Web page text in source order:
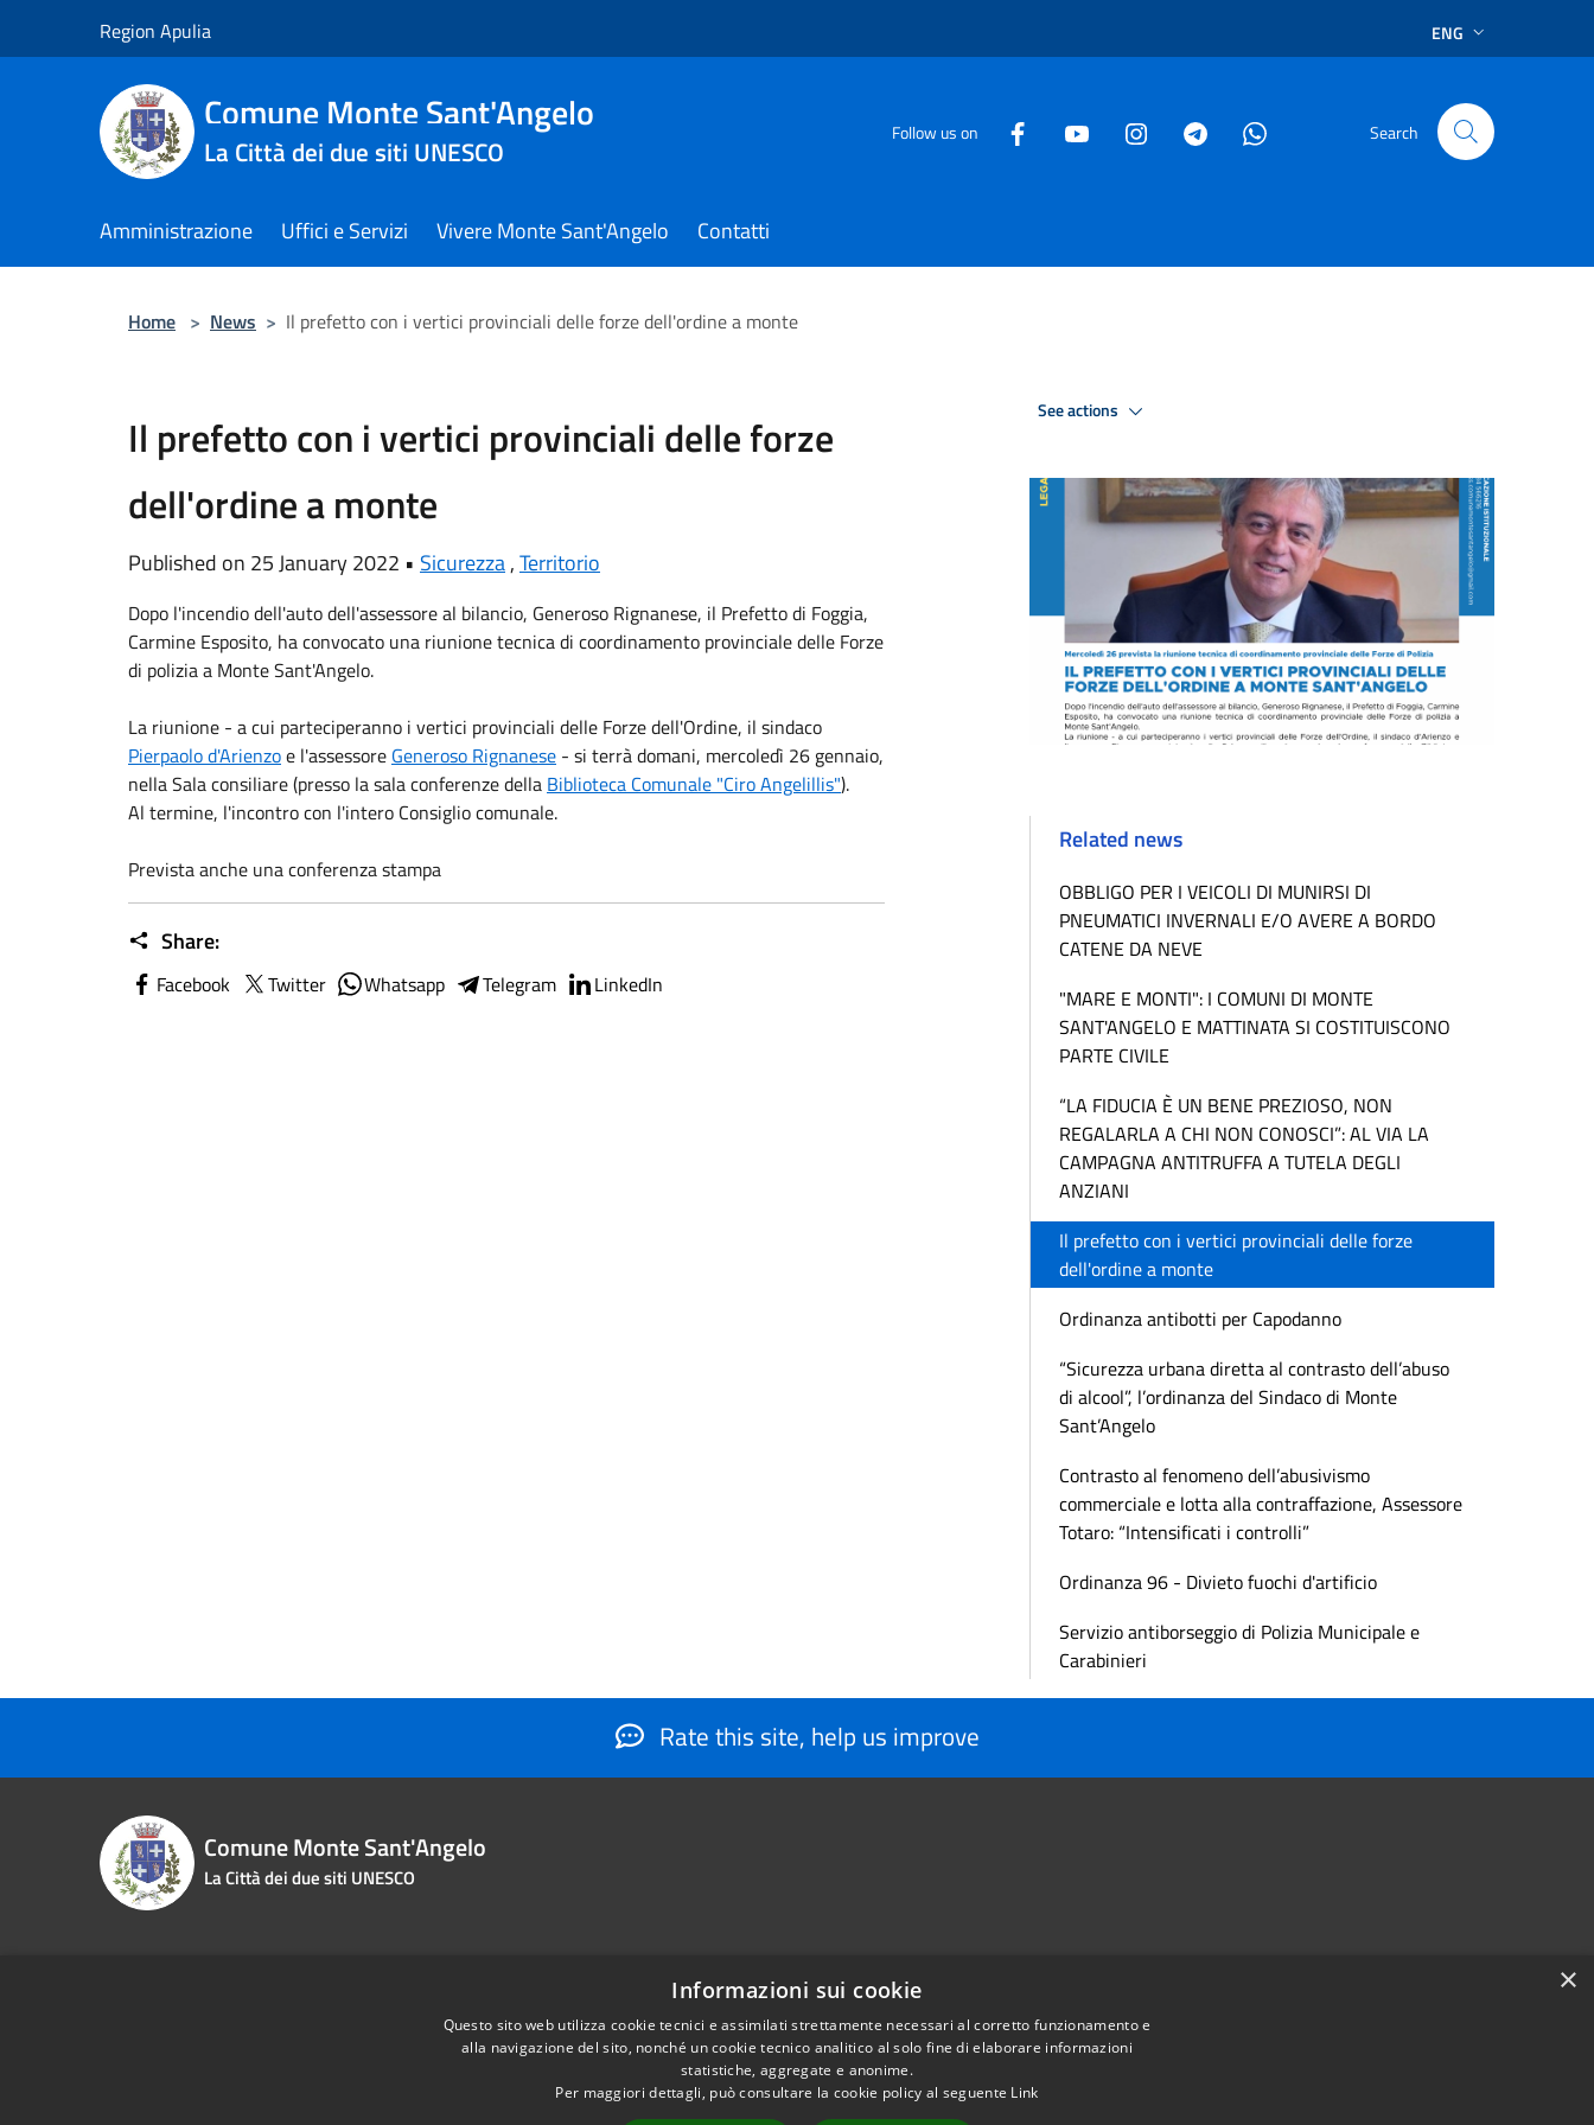
Region Apulia ENG
Comune Monte Sant'Angelo
La Città dei due siti UNESCO
Follow us on Search
Amministrazione Uffici e Servizi Vivere Monte Sant'Angelo Contatti
Home > News > Il prefetto con i vertici provinciali delle forze dell'ordine a monte
Il prefetto con i vertici provinciali delle forze
dell'ordine a monte
Published on 25 January 2022 • Sicurezza,Territorio
Dopo l'incendio dell'auto dell'assessore al bilancio, Generoso Rignanese, il Prefetto di Foggia,
Carmine Esposito, ha convocato una riunione tecnica di coordinamento provinciale delle Forze
di polizia a Monte Sant'Angelo.
La riunione - a cui parteciperanno i vertici provinciali delle Forze dell'Ordine, il sindaco
Pierpaolo d'Arienzoe l'assessore Generoso Rignanese - si terrà domani, mercoledì 26 gennaio,
nella Sala consiliare (presso la sala conferenze della Biblioteca Comunale "Ciro Angelillis").
Al termine, l'incontro con l'intero Consiglio comunale.
Prevista anche una conferenza stampa
Share:
Facebook Twitter Whatsapp Telegram LinkedIn
See actions
Related news
OBBLIGO PER I VEICOLI DI MUNIRSI DI
PNEUMATICI INVERNALI E/O AVERE A BORDO
CATENE DA NEVE
"MARE E MONTI": I COMUNI DI MONTE
SANT'ANGELO E MATTINATA SI COSTITUISCONO
PARTE CIVILE
“LA FIDUCIA È UN BENE PREZIOSO, NON
REGALARLA A CHI NON CONOSCI”: AL VIA LA
CAMPAGNA ANTITRUFFA A TUTELA DEGLI
ANZIANI
Il prefetto con i vertici provinciali delle forze
dell'ordine a monte
Ordinanza antibotti per Capodanno
“Sicurezza urbana diretta al contrasto dell’abuso
di alcool”, l’ordinanza del Sindaco di Monte
Sant’Angelo
Contrasto al fenomeno dell’abusivismo
commerciale e lotta alla contraffazione, Assessore
Totaro: “Intensificati i controlli”
Ordinanza 96 - Divieto fuochi d'artificio
Servizio antiborseggio di Polizia Municipale e
Carabinieri
Rate this site, help us improve
Comune Monte Sant'Angelo
La Città dei due siti UNESCO
Phone:0884566206
info@montesantangelo.it
protocollo@montesantangelo.it
×
Informazioni sui cookie
Questo sito web utilizza cookie tecnici e assimilati strettamente necessari al corretto funzionamento e
alla navigazione del sito, nonché un cookie tecnico analitico al solo fine di elaborare informazioni
statistiche, aggregate e anonime.
Per maggiori dettagli, può consultare la cookie policy al seguente Link